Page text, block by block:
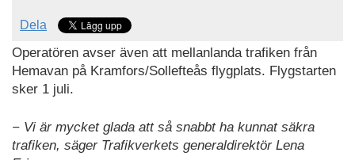
Dela
Operatören avser även att mellanlanda trafiken från
Hemavan på Kramfors/Sollefteås flygplats. Flygstarten
sker 1 juli.
− Vi är mycket glada att så snabbt ha kunnat säkra
trafiken, säger Trafikverkets generaldirektör Lena